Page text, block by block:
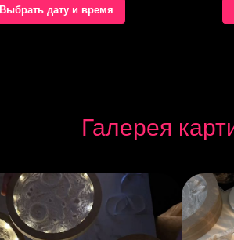
Выбрать дату и время
Галерея